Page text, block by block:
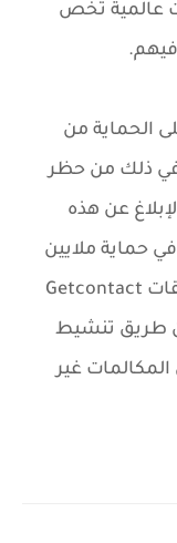
عالمية تخص
الحماية من
في ذلك من حظر
عن هذه
حماية ملايين
الأشخاص الذين يستخدمون تطبيقات Getcontact
طريق تنشيط
غير